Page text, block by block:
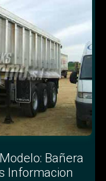
Bañera
Informacion